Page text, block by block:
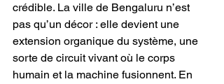
crédible. La ville de Bengaluru n’est
pas qu’un décor : elle devient une
extension organique du système, une
sorte de circuit vivant où le corps
humain et la machine fusionnent. En